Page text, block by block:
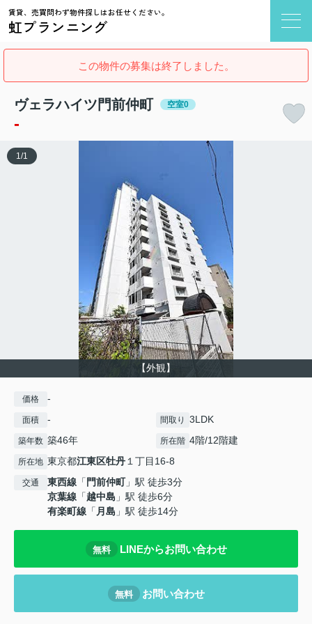
賃貸、売買問わず物件探しはお任せください。
虹プランニング
この物件の募集は終了しました。
ヴェラハイツ門前仲町 空室0
-
【外観】
1 /1
価格 -
面積 - 間取り 3LDK
築年数 築46年 所在階 4階/12階建
所在地 東京都江東区牡丹 １丁目16-8
交通 東西線 「 門前仲町」駅 徒歩3分
京葉線 「越中島 」駅 徒歩6分
有楽町線 「 月島 」駅 徒歩14分
無料 LINEからお問い合わせ
無料 お問い合わせ